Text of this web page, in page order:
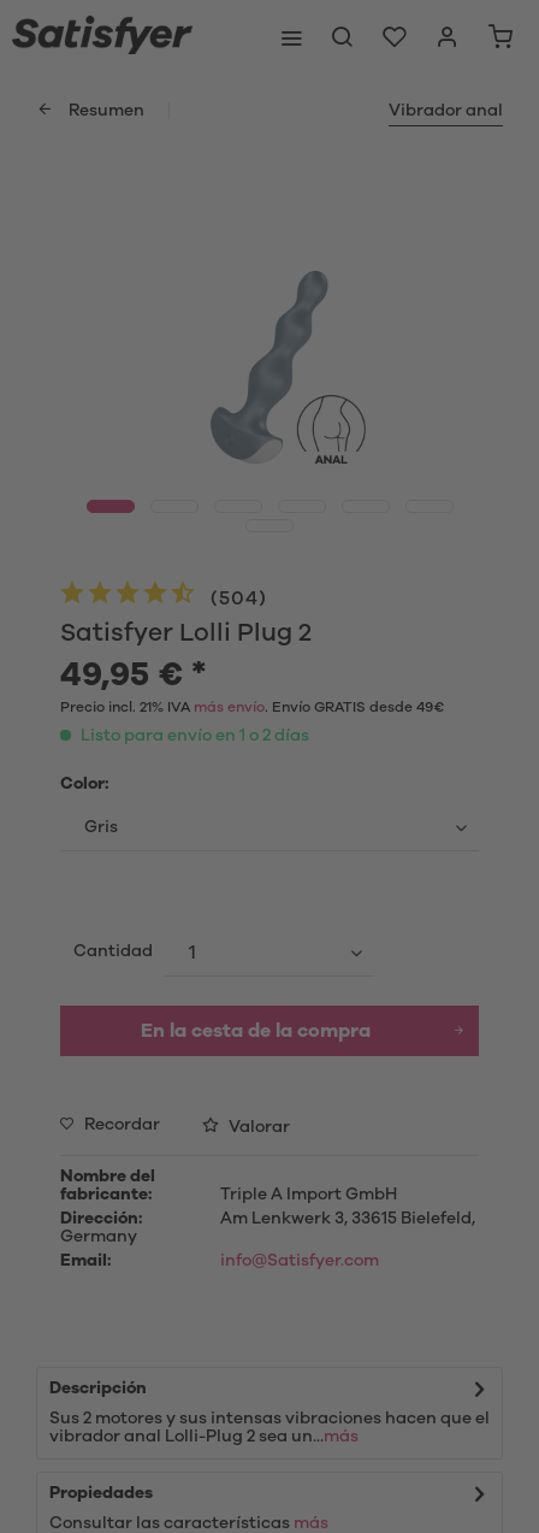
Resumen Vibrador anal
Satisfyer Lolli Plug 2
(504)
49,95 € *
Precio incl. 21% IVA más envío. Envío GRATIS desde 49€
Listo para envío en 1 o 2 días
Color:
Cantidad
En la cesta de la compra
Recordar Valorar
Nombre del
fabricante:
Triple A Import GmbH
Dirección:
Am Lenkwerk 3, 33615 Bielefeld,
Germany
Email:
info@Satisfyer.com
Descripción
Sus 2 motores y sus intensas vibraciones hacen que el
vibrador anal Lolli-Plug 2 sea un...más
Propiedades
Consultar las características más